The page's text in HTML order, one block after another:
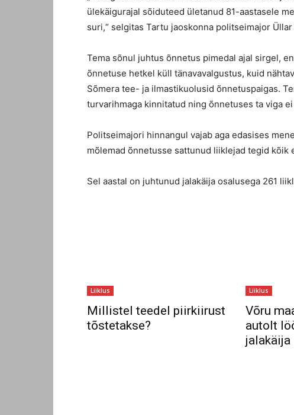
ülekäigurajal sõiduteed ületanud 81-aastasele
suri,“ selgitas Tartu jaoskonna politseimajor Üllar
Tema sõnul juhtus õnnetus pimedal ajal sirgel,
õnnetuse hetkel küll tänavavalgustus, kuid
Sõmera tee- ja ilmastikuolusid õnnetuspaigas.
turvarihmaga kinnitatud ning õnnetuses ta viga ei
Politseimajori hinnangul vajab aga edasises
mõlemad õnnetusse sattunud liiklejad tegid kõik
Sel aastal on juhtunud jalakäija osalusega 261
Liiklus
Millistel teedel piirkiirust
tõstetakse?
Liiklus
Võru
autolt
jalakäija